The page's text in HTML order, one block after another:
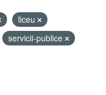
liceu
servicii-publice